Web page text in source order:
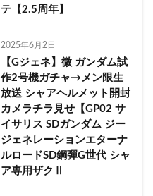
テ【2.5周年】
2025年6月2日
【Gジェネ】微 ガンダム試
作2号機ガチャ→メン限生
放送 シャアヘルメット開封
カメラチラ見せ【GP02 サ
イサリス SDガンダム ジー
ジェネレーションエターナ
ルロードSD鋼彈G世代 シャ
ア専用ザクⅡ